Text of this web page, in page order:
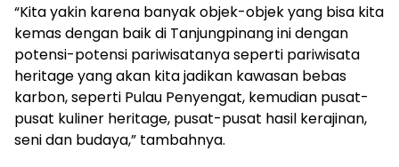
“Kita yakin karena banyak objek-objek yang bisa kita
kemas dengan baik di Tanjungpinang ini dengan
potensi-potensi pariwisatanya seperti pariwisata
heritage yang akan kita jadikan kawasan bebas
karbon, seperti Pulau Penyengat, kemudian pusat-
pusat kuliner heritage, pusat-pusat hasil kerajinan,
seni dan budaya,” tambahnya.